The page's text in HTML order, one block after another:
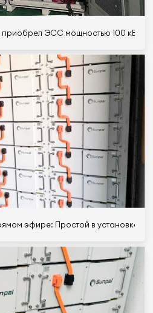
ЭСС мощностью 100 кВт/
эфире: Простой в установке